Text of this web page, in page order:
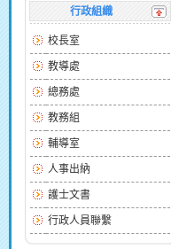
行政組織
校長室
教導處
總務處
教務組
輔導室
人事出納
護士文書
行政人員聯繫